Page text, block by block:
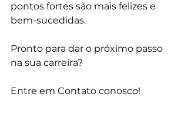
pontos fortes são mais felizes e
bem-sucedidas.
Pronto para dar o próximo passo
na sua carreira?
Entre em Contato conosco!